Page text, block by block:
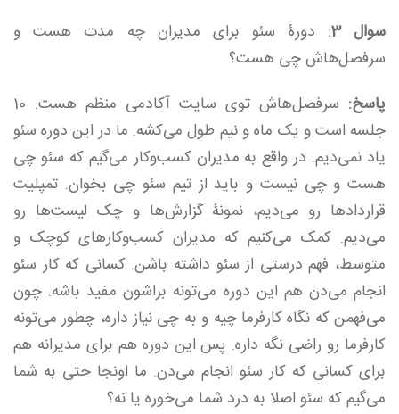
سوال 3 : دورۀ سئو برای مدیران چه مدت هست و
سرفصل‌هاش چی هست؟
پاسخ:
سرفصل‌هاش توی سایت آکادمی منظم هست. 10
جلسه‌ است و یک ماه و نیم طول می‌کشه. ما در این دوره سئو
یاد نمی‌دیم. در واقع به مدیران کسب‌وکار می‌گیم که سئو چی
هست و چی نیست و باید از تیم سئو چی‌ بخوان. تمپلیت
قراردادها رو می‌دیم، نمونۀ گزارش‌ها و چک لیست‌ها رو
می‌دیم. کمک می‌کنیم که مدیران کسب‌وکارهای کوچک و
متوسط، فهم درستی از سئو داشته باشن. کسانی که کار سئو
انجام می‌دن هم این دوره می‌تونه براشون مفید باشه. چون
می‌فهمن که نگاه کارفرما چیه و به چی نیاز داره، چطور می‌تونه
کارفرما رو راضی نگه داره. پس این دوره هم برای مدیرانه هم
برای کسانی که کار سئو انجام می‌دن. ما اونجا حتی به شما
می‌گیم که سئو اصلا به درد شما می‌خوره یا نه؟